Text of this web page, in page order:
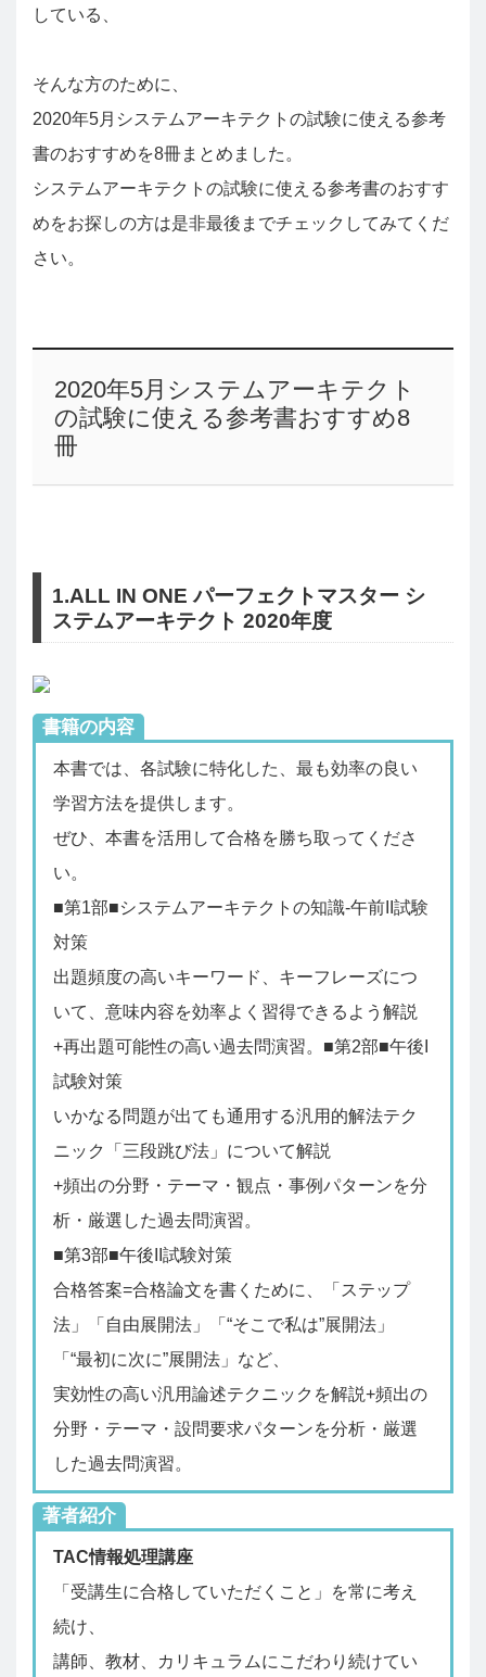
している、
そんな方のために、
2020年5月システムアーキテクトの試験に使える参考
書のおすすめを8冊まとめました。
システムアーキテクトの試験に使える参考書のおすす
めをお探しの方は是非最後までチェックしてみてくだ
さい。
2020年5月システムアーキテクト
の試験に使える参考書おすすめ8
冊
1.ALL IN ONE パーフェクトマスター シ
ステムアーキテクト 2020年度
書籍の内容
本書では、各試験に特化した、最も効率の良い
学習方法を提供します。
ぜひ、本書を活用して合格を勝ち取ってくださ
い。
■第1部■システムアーキテクトの知識-午前II試験
対策
出題頻度の高いキーワード、キーフレーズにつ
いて、意味内容を効率よく習得できるよう解説
+再出題可能性の高い過去問演習。■第2部■午後I
試験対策
いかなる問題が出ても通用する汎用的解法テク
ニック「三段跳び法」について解説
+頻出の分野・テーマ・観点・事例パターンを分
析・厳選した過去問演習。
■第3部■午後II試験対策
合格答案=合格論文を書くために、「ステップ
法」「自由展開法」「“そこで私は”展開法」
「“最初に次に”展開法」など、
実効性の高い汎用論述テクニックを解説+頻出の
分野・テーマ・設問要求パターンを分析・厳選
した過去問演習。
著者紹介
TAC情報処理講座
「受講生に合格していただくこと」を常に考え
続け、
講師、教材、カリキュラムにこだわり続けてい